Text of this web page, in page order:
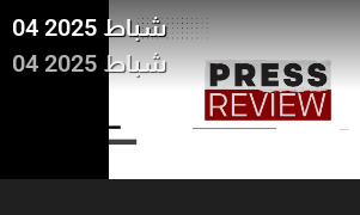
04 شباط 2025
04 شباط 2025